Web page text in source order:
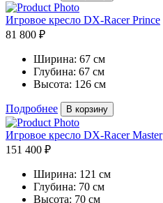
Игровое кресло DX-Racer Prince
81 800 ₽
Ширина: 67 см
Глубина: 67 см
Высота: 126 см
Подробнее В корзину
Игровое кресло DX-Racer Master
151 400 ₽
Ширина: 121 см
Глубина: 70 см
Высота: 70 см